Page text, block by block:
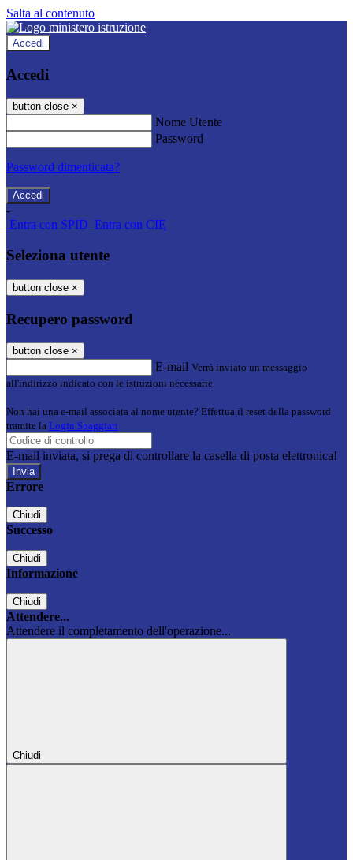
Salta al contenuto
Accedi
Accedi
button close ×
Nome Utente
Password
Password dimenticata?
-
Entra con SPID Entra con CIE
Seleziona utente
button close ×
Recupero password
button close ×
E-mail Verrà inviato un messaggio
all'indirizzo indicato con le istruzioni necessarie.
Non hai una e-mail associata al nome utente? Effettua il reset della password
tramite la Login Spaggiari
E-mail inviata, si prega di controllare la casella di posta elettronica!
Errore
Chiudi
Successo
Chiudi
Informazione
Chiudi
Attendere...
Attendere il completamento dell'operazione...
Chiudi